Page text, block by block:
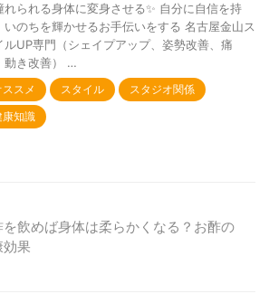
れられる身体に変身させる✨ 自分に自信を持
いのちを輝かせるお手伝いをする 名古屋金山ス
ルUP専門（シェイプアップ、姿勢改善、痛
動き改善） …
ススメ スタイル
スタジオ関係
康知識
を飲めば身体は柔らかくなる？お酢の
果